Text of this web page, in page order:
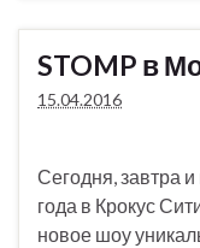
STOMP в
15.04.2016
Сегодня, завтра
года в Крокус
новое шоу